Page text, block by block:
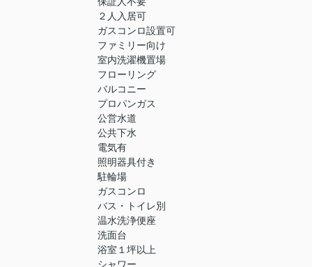
２人入居可
ガスコンロ設置可
ファミリー向け
室内洗濯機置場
フローリング
バルコニー
プロパンガス
公営水道
公共下水
電気有
照明器具付き
駐輪場
ガスコンロ
バス・トイレ別
温水洗浄便座
洗面台
浴室１坪以上
シャワー